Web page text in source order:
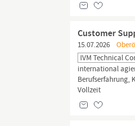
Customer
15.07.2026
IVM Technical
international
Berufserfahrung,
Vollzeit